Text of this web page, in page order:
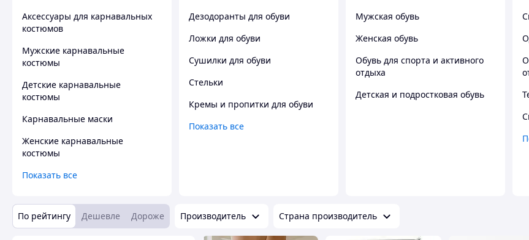
Аксессуары для карнавальных
костюмов
Мужские карнавальные
костюмы
Детские карнавальные
костюмы
Карнавальные маски
Женские карнавальные
костюмы
Показать все
Дезодоранты для обуви
Ложки для обуви
Сушилки для обуви
Стельки
Кремы и пропитки для обуви
Показать все
Мужская обувь
Женская обувь
Обувь для спорта и активного
отдыха
Детская и подростковая обувь
По рейтингу Дешевле Дороже Производитель Страна производитель